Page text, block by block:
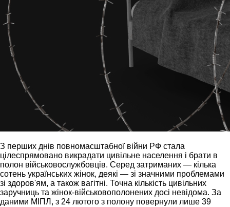
З перших днів повномасштабної війни РФ стала
цілеспрямовано викрадати цивільне населення і брати в
полон військовослужбовців. Серед затриманих — кілька
сотень українських жінок, деякі — зі значними проблемами
зі здоров'ям, а також вагітні. Точна кількість цивільних
заручниць та жінок-військовополонених досі невідома. За
даними МІПЛ, з 24 лютого з полону повернули лише 39